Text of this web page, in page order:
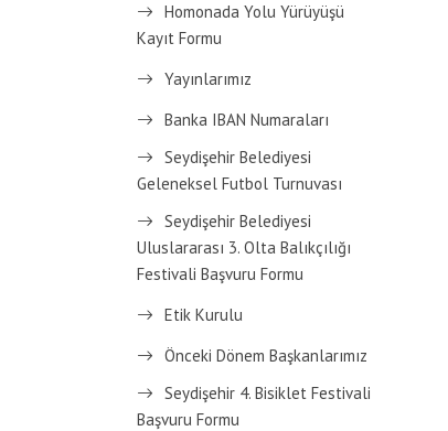
Homonada Yolu Yürüyüşü
Kayıt Formu
Yayınlarımız
Banka IBAN Numaraları
Seydişehir Belediyesi
Geleneksel Futbol Turnuvası
Seydişehir Belediyesi
Uluslararası 3. Olta Balıkçılığı
Festivali Başvuru Formu
Etik Kurulu
Önceki Dönem Başkanlarımız
Seydişehir 4. Bisiklet Festivali
Başvuru Formu